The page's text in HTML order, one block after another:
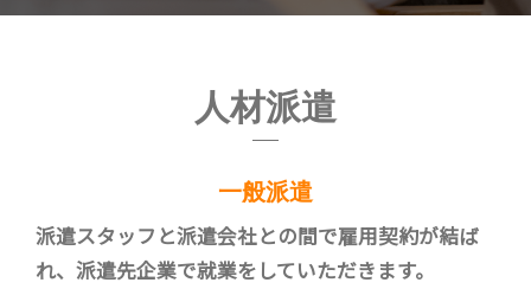
人材派遣
一般派遣
派遣スタッフと派遣会社との間で雇用契約が結ば
れ、派遣先企業で就業をしていただきます。